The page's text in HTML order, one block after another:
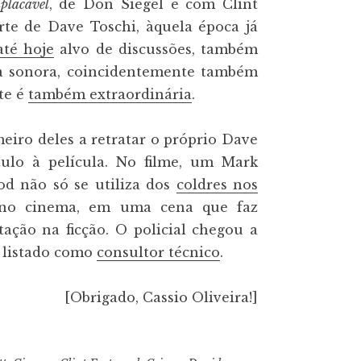
, de Don Siegel e com Clint
de Dave Toschi, àquela época já
hoje alvo de discussões, também
coincidentemente também
é também extraordinária.
deles a retratar o próprio Dave
à película. No filme, um Mark
não só se utiliza dos coldres nos
cinema, em uma cena que faz
na ficção. O policial chegou a
como consultor técnico.
[Obrigado, Cassio Oliveira!]